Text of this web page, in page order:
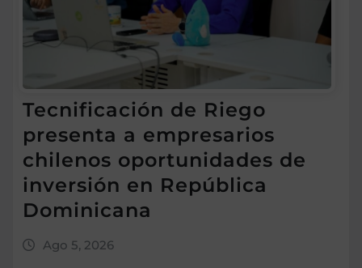
Tecnificación de Riego
presenta a empresarios
chilenos oportunidades de
inversión en República
Dominicana
Ago 5, 2026